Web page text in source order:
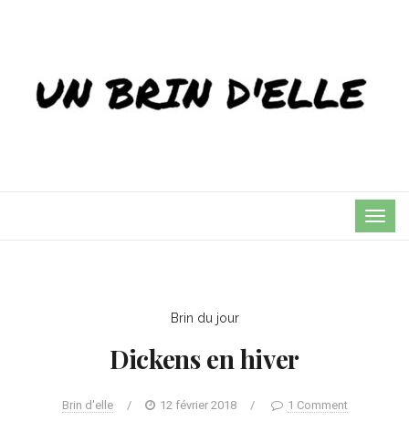
Brin du jour
Dickens en hiver
Brin d'elle / 12 février 2018 / 1 Comment